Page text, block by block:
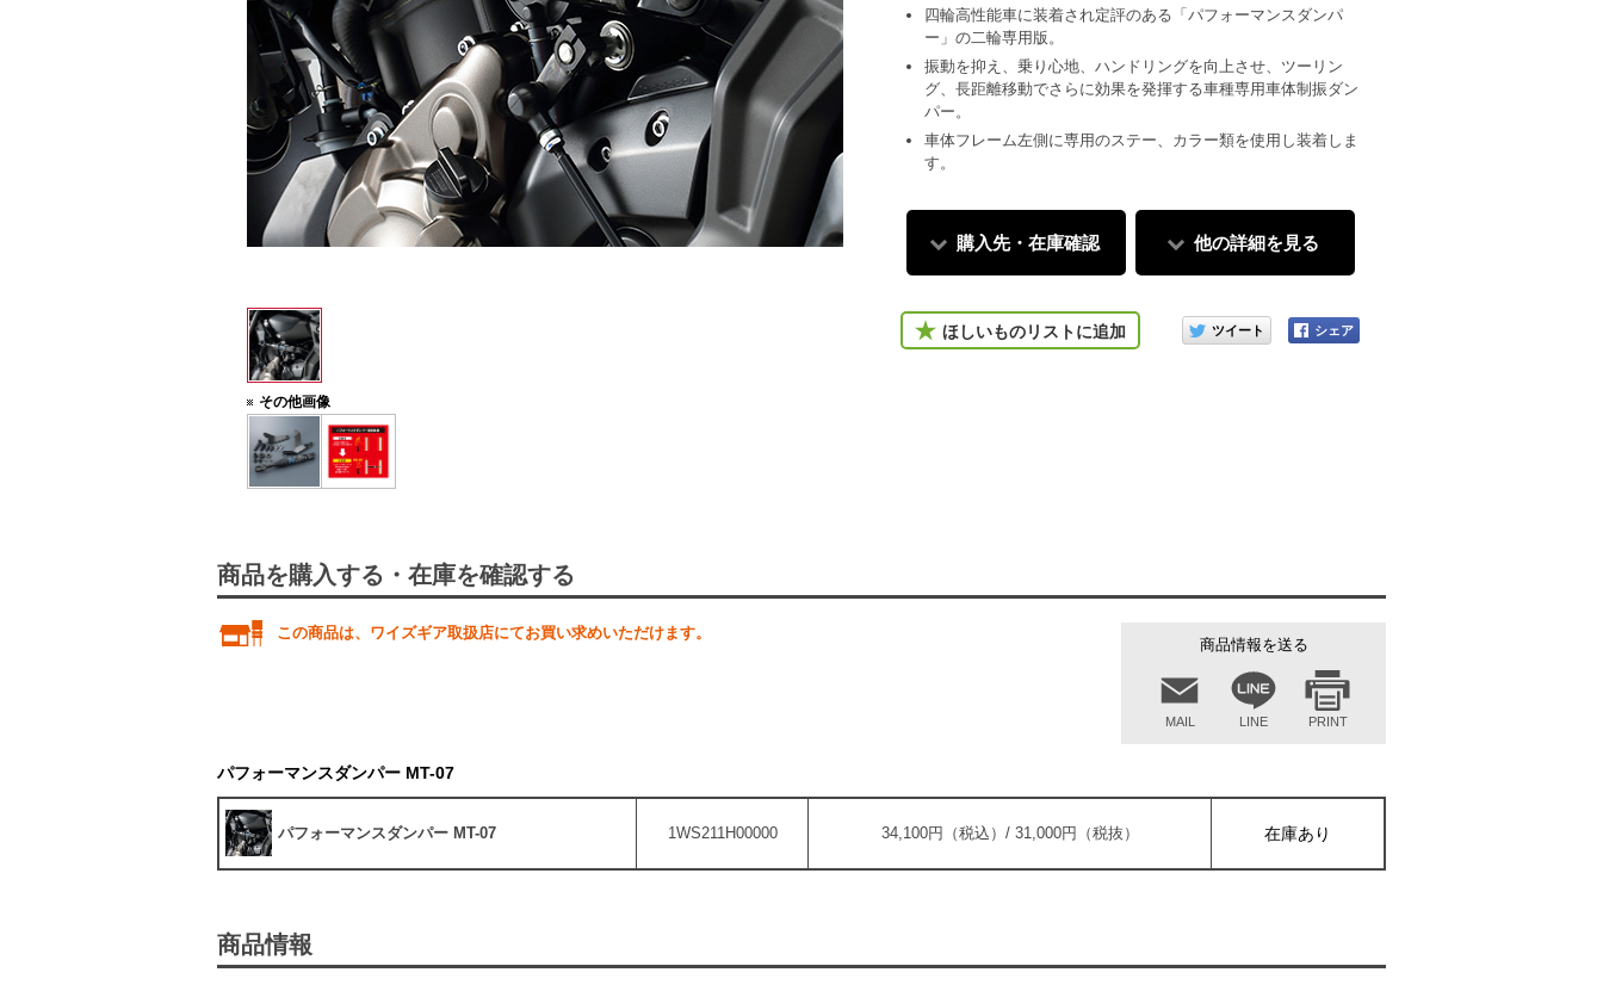
四輪高性能車に装着され定評のある「パフォーマンスダンパ
ー」の二輪専用版。
振動を抑え、乗り心地、ハンドリングを向上させ、ツーリン
グ、長距離移動でさらに効果を発揮する車種専用車体制振ダン
パー。
車体フレーム左側に専用のステー、カラー類を使用し装着しま
す。
購入先・在庫確認 他の詳細を見る
ほしいものリストに追加
このアイテムをシェアする
その他画像
商品を購入する・在庫を確認する
商品情報を送る
MAIL LINE PRINT
この商品は、ワイズギア取扱店にてお買い求めいただけます。
パフォーマンスダンパー MT-07
パフォーマンスダンパー MT-07 1WS211H00000 34,100円（税込）/ 31,000円（税抜） 在庫あり
商品情報